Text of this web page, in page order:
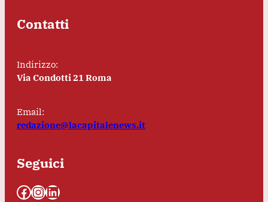
Contatti
Indirizzo:
Via Condotti 21 Roma
Email:
redazione@lacapitalenews.it
Seguici
Facebook InstagramLinkedIn